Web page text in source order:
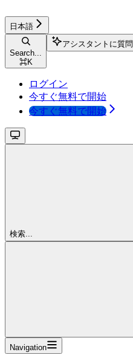
日本語
Search...
⌘K
アシスタントに質問
ログイン
今すぐ無料で開始
今すぐ無料で開始
検索...
Navigation